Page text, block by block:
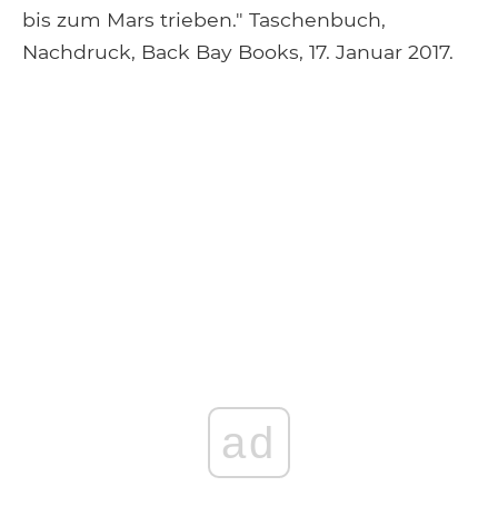
bis zum Mars trieben." Taschenbuch,
Nachdruck, Back Bay Books, 17. Januar 2017.
ad